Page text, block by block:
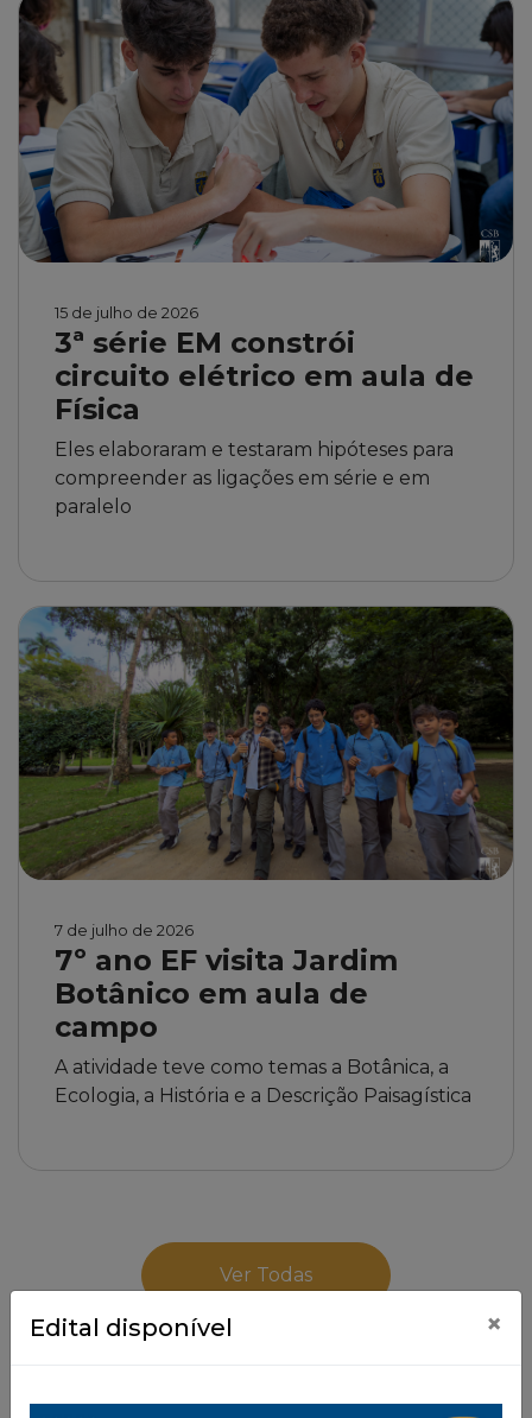
15 de julho de 2026
3ª série EM constrói
circuito elétrico em aula de
Física
Eles elaboraram e testaram hipóteses para
compreender as ligações em série e em
paralelo
7 de julho de 2026
7º ano EF visita Jardim
Botânico em aula de
campo
A atividade teve como temas a Botânica, a
Ecologia, a História e a Descrição Paisagística
Ver Todas
Edital disponível ×